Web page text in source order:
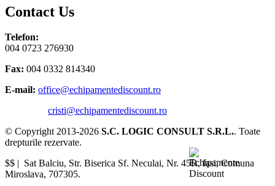
Contact Us
Telefon:
004 0723 276930
Fax: 004 0332 814340
E-mail: office@echipamentediscount.ro
cristi@echipamentediscount.ro
© Copyright 2013-2026 S.C. LOGIC CONSULT S.R.L.. Toate
drepturile rezervate.
$$ |
Sat Balciu, Str. Biserica Sf. Neculai, Nr. 45R,Iasi,Comuna
Miroslava, 707305.